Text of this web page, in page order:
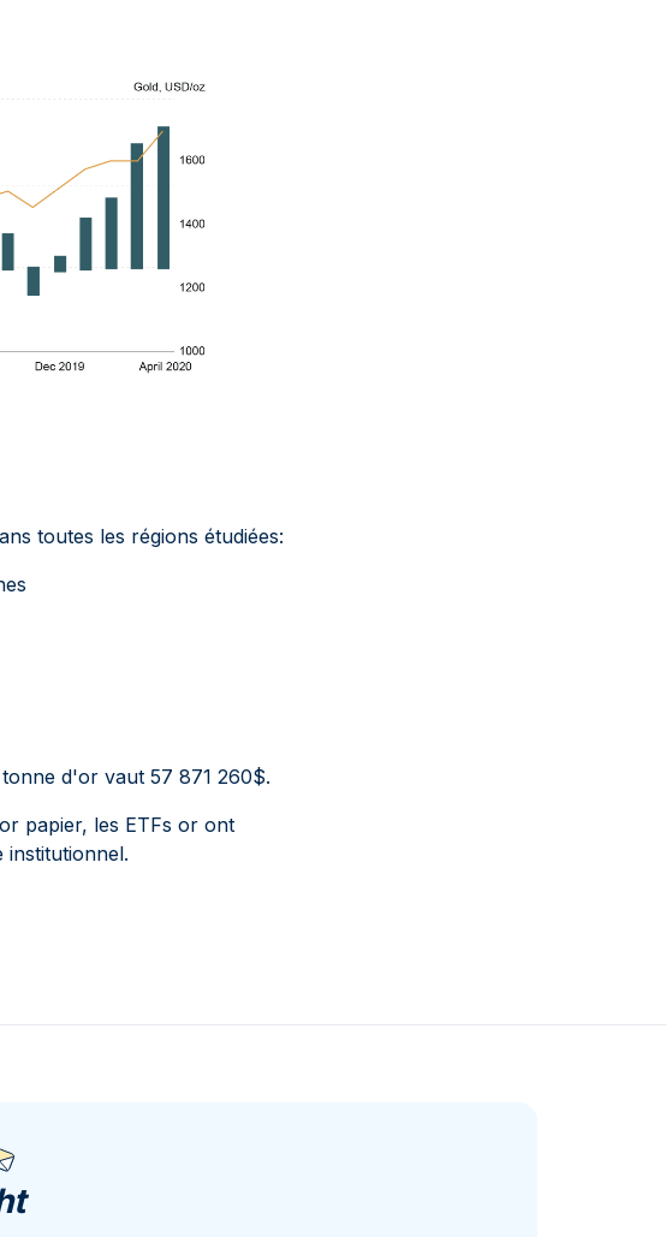
toutes les régions étudiées:
d'or vaut 57 871 260$.
papier, les ETFs or ont
institutionnel.